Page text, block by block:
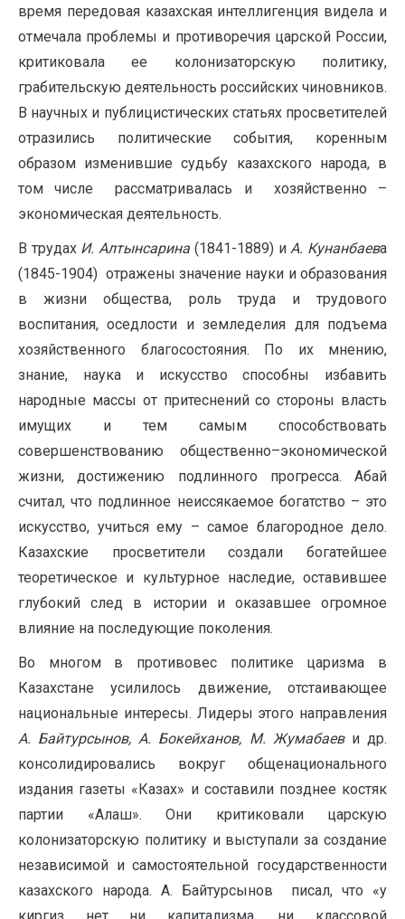
время передовая казахская интеллигенция видела и
отмечала проблемы и противоречия царской России,
критиковала ее колонизаторскую политику,
грабительскую деятельность российских чиновников.
В научных и публицистических статьях просветителей
отразились политические события, коренным
образом изменившие судьбу казахского народа, в
том числе рассматривалась и хозяйственно –
экономическая деятельность.
В трудах И. Алтынсарина (1841-1889) иА. Кунанбаева
(1845-1904) отражены значение науки и образования
в жизни общества, роль труда и трудового
воспитания, оседлости и земледелия для подъема
хозяйственного благосостояния. По их мнению,
знание, наука и искусство способны избавить
народные массы от притеснений со стороны власть
имущих и тем самым способствовать
совершенствованию общественно–экономической
жизни, достижению подлинного прогресса. Абай
считал, что подлинное неиссякаемое богатство – это
искусство, учиться ему – самое благородное дело.
Казахские просветители создали богатейшее
теоретическое и культурное наследие, оставившее
глубокий след в истории и оказавшее огромное
влияние на последующие поколения.
Во многом в противовес политике царизма в
Казахстане усилилось движение, отстаивающее
национальные интересы. Лидеры этого направления
А. Байтурсынов, А. Бокейханов, М. Жумабаеви др.
консолидировались вокруг общенационального
издания газеты «Казах» и составили позднее костяк
партии «Алаш». Они критиковали царскую
колонизаторскую политику и выступали за создание
независимой и самостоятельной государственности
казахского народа. А. Байтурсынов писал, что «у